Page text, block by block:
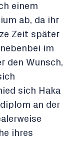
einem
ab, da ihr
Zeit später
im
den Wunsch,
sich Haka
an der
ihres